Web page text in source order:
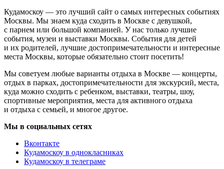
Кудамоскоу — это лучший сайт о самых интересных событиях
Москвы. Мы знаем куда сходить в Москве с девушкой,
с парнем или большой компанией. У нас только лучшие
события, музеи и выставки Москвы. События для детей
и их родителей, лучшие достопримечательности и интересные
места Москвы, которые обязательно стоит посетить!
Мы советуем любые варианты отдыха в Москве — концерты,
отдых в парках, достопримечательности для экскурсий, места,
куда можно сходить с ребенком, выставки, театры, шоу,
спортивные мероприятия, места для активного отдыха
и отдыха с семьей, и многое другое.
Мы в социальных сетях
Вконтакте
Кудамоскоу в однокласниках
Кудамоскоу в телеграме